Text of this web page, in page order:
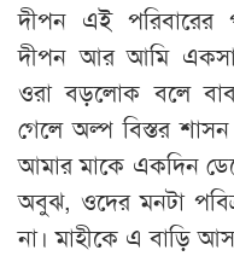
দীপন এই পরিবারের
দীপন আর আমি
ওরা বড়লোক বলে
গেলে অল্প বিস্তর
আমার মাকে একদিন
অবুঝ, ওদের মনটা
না। মাহীকে এ বাড়ি